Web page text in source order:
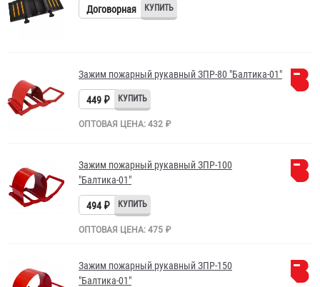
Договорная
Зажим пожарный рукавный ЗПР-80 "Балтика-01"
449 ₽
ОПТОВАЯ ЦЕНА: 432 ₽
Зажим пожарный рукавный ЗПР-100
"Балтика-01"
494 ₽
ОПТОВАЯ ЦЕНА: 475 ₽
Зажим пожарный рукавный ЗПР-150
"Балтика-01"